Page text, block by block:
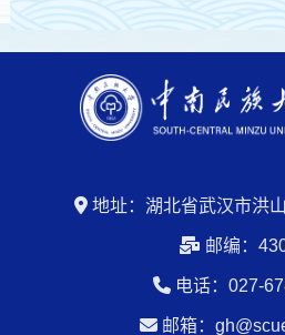
地址：湖北省武汉市洪
邮编：
电话：027-
邮箱：